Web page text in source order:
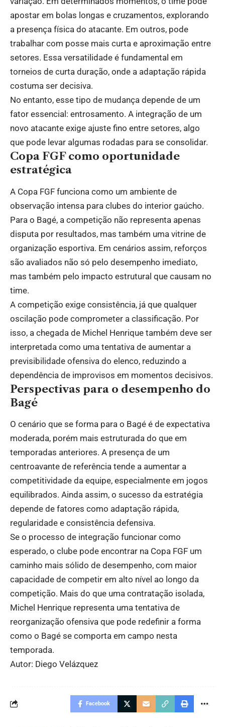
apostar em bolas longas e cruzamentos, explorando
a presença física do atacante. Em outros, pode
trabalhar com posse mais curta e aproximação entre
setores. Essa versatilidade é fundamental em
torneios de curta duração, onde a adaptação rápida
costuma ser decisiva.
No entanto, esse tipo de mudança depende de um
fator essencial: entrosamento. A integração de um
novo atacante exige ajuste fino entre setores, algo
que pode levar algumas rodadas para se consolidar.
Copa FGF como oportunidade
estratégica
A Copa FGF funciona como um ambiente de
observação intensa para clubes do interior gaúcho.
Para o Bagé, a competição não representa apenas
disputa por resultados, mas também uma vitrine de
organização esportiva. Em cenários assim, reforços
são avaliados não só pelo desempenho imediato,
mas também pelo impacto estrutural que causam no
time.
A competição exige consistência, já que qualquer
oscilação pode comprometer a classificação. Por
isso, a chegada de Michel Henrique também deve ser
interpretada como uma tentativa de aumentar a
previsibilidade ofensiva do elenco, reduzindo a
dependência de improvisos em momentos decisivos.
Perspectivas para o desempenho do
Bagé
O cenário que se forma para o Bagé é de expectativa
moderada, porém mais estruturada do que em
temporadas anteriores. A presença de um
centroavante de referência tende a aumentar a
competitividade da equipe, especialmente em jogos
equilibrados. Ainda assim, o sucesso da estratégia
depende de fatores como adaptação rápida,
regularidade e consistência defensiva.
Se o processo de integração funcionar como
esperado, o clube pode encontrar na Copa FGF um
caminho mais sólido de desempenho, com maior
capacidade de competir em alto nível ao longo da
competição. Mais do que uma contratação isolada,
Michel Henrique representa uma tentativa de
reorganização ofensiva que pode redefinir a forma
como o Bagé se comporta em campo nesta
temporada.
Autor: Diego Velázquez
Facebook